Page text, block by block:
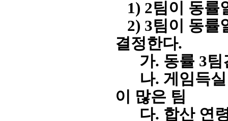
1) 2팀이 동률
2) 3팀이 동률
결정한다.
가. 동률 3팀
나. 게임득실
이 많은 팀
다. 합산 연령